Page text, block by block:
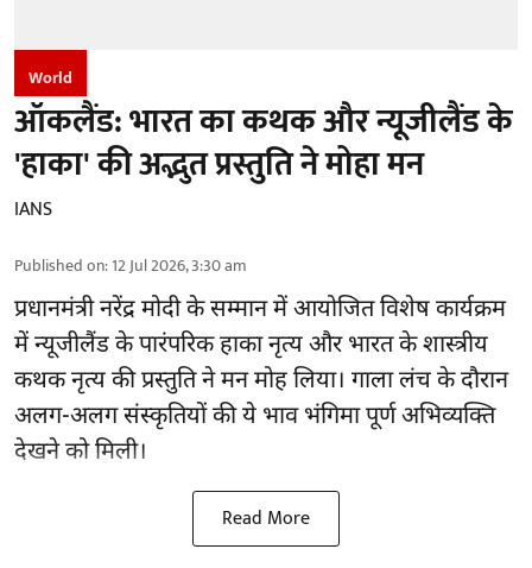
World
ऑकलैंड: भारत का कथक और न्यूजीलैंड के
'हाका' की अद्भुत प्रस्तुति ने मोहा मन
IANS
Published on:12 Jul 2026, 3:30 am
प्रधानमंत्री नरेंद्र मोदी के सम्मान में आयोजित विशेष कार्यक्रम
में न्यूजीलैंड के पारंपरिक हाका नृत्य और भारत के शास्त्रीय
कथक नृत्य की प्रस्तुति ने मन मोह लिया। गाला लंच के दौरान
अलग-अलग संस्कृतियों की ये भाव भंगिमा पूर्ण अभिव्यक्ति
देखने को मिली।
Read More